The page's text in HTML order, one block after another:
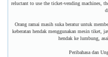
reluctant to use the ticket-vending machines,
Orang ramai masih suka beratur untuk
keberatan hendak menggunakan mesin tiket,
hendak ke lumbung,
Peribahasa dan